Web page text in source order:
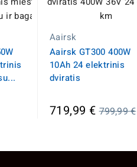
Aairsk
Aairsk GT300 400W
10Ah 24 elektrinis
dviratis
719,99 €Įprasta
799,99 €